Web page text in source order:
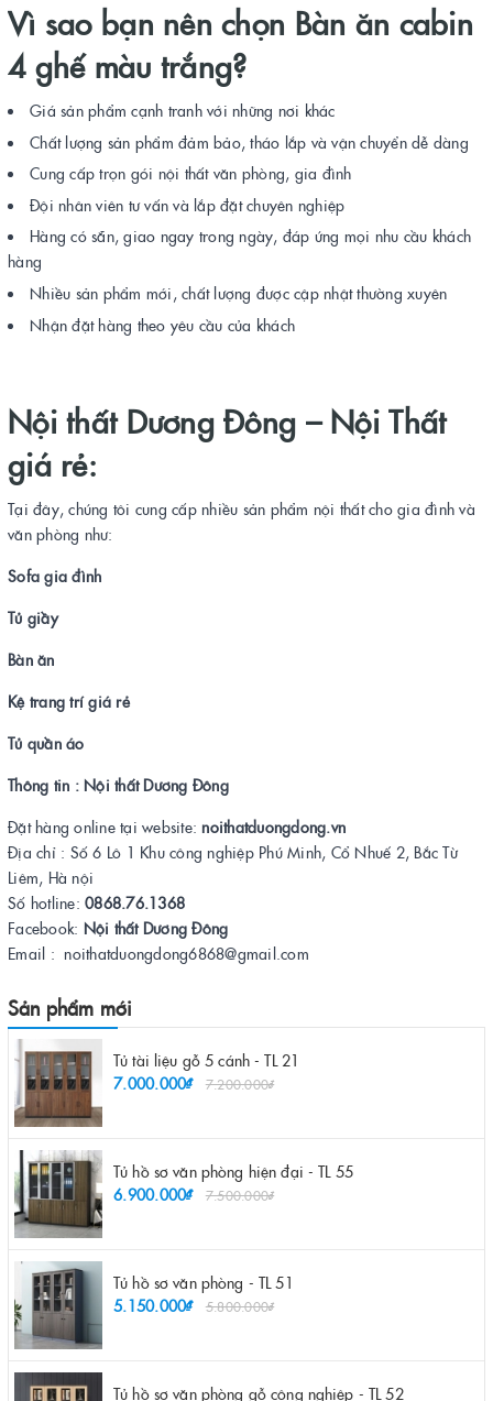
Vì sao bạn nên chọn Bàn ăn cabin
4 ghế màu trắng?
Giá sản phẩm cạnh tranh với những nơi khác
Chất lượng sản phẩm đảm bảo, tháo lắp và vận chuyển dễ dàng
Cung cấp trọn gói nội thất văn phòng, gia đình
Đội nhân viên tư vấn và lắp đặt chuyên nghiệp
Hàng có sẵn, giao ngay trong ngày, đáp ứng mọi nhu cầu khách
hàng
Nhiều sản phẩm mới, chất lượng được cập nhật thường xuyên
Nhận đặt hàng theo yêu cầu của khách
Nội thất Dương Đông – Nội Thất
giá rẻ:
Tại đây, chúng tôi cung cấp nhiều sản phẩm nội thất cho gia đình và
văn phòng như:
Sofa gia đình
Tủ giầy
Bàn ăn
Kệ trang trí giá rẻ
Tủ quần áo
Thông tin : Nội thất Dương Đông
Đặt hàng online tại website:noithatduongdong.vn
Địa chỉ : Số 6 Lô 1 Khu công nghiệp Phú Minh, Cổ Nhuế 2, Bắc Từ
Liêm, Hà nội
Số hotline: 0868.76.1368
Facebook: Nội thất Dương Đông
Email : noithatduongdong6868@gmail.com
Sản phẩm mới
Tủ tài liệu gỗ 5 cánh - TL 21
7.000.000₫
7.200.000₫
Tủ hồ sơ văn phòng hiện đại - TL 55
6.900.000₫
7.500.000₫
Tủ hồ sơ văn phòng - TL 51
5.150.000₫
5.800.000₫
Tủ hồ sơ văn phòng gỗ công nghiệp - TL 52